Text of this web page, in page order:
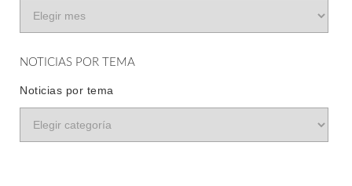
NOTICIAS POR TEMA
Noticias por tema